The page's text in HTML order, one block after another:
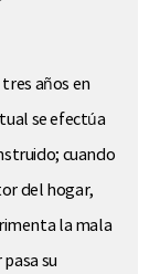
tres años en
se efectúa
cuando
del hogar,
la mala
su